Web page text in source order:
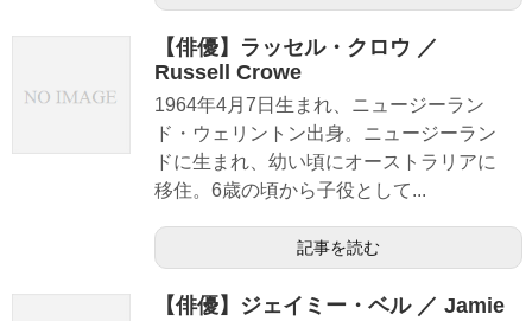
【俳優】ラッセル・クロウ ／
Russell Crowe
1964年4月7日生まれ、ニュージーラン
ド・ウェリントン出身。ニュージーラン
ドに生まれ、幼い頃にオーストラリアに
移住。6歳の頃から子役として...
記事を読む
【俳優】ジェイミー・ベル ／ Jamie